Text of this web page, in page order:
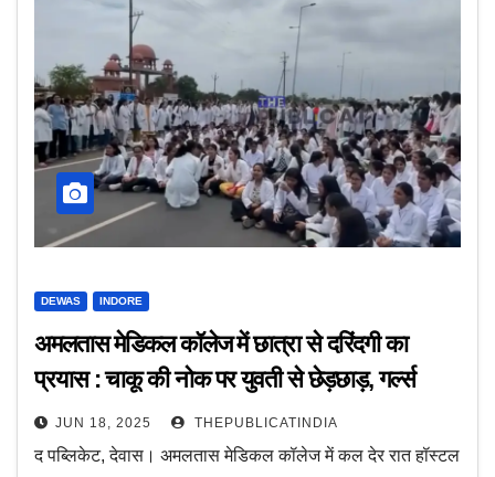
DEWAS INDORE
अमलतास मेडिकल कॉलेज में छात्रा से दरिंदगी का
प्रयास : चाकू की नोक पर युवती से छेड़छाड़, गर्ल्स
हॉस्टल में देर रात घुसा और छात्रा को चाकू दिखाकर की
छेड़छाड़
JUN 18, 2025 THEPUBLICATINDIA
द पब्लिकेट, देवास। अमलतास मेडिकल कॉलेज में कल देर रात हॉस्टल